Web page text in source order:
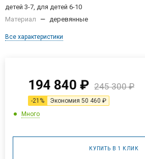
детей 3-7, для детей 6-10
Материал
— деревянные
Все характеристики
194 840 ₽ 245 300₽
-21 % Экономия 50 460 ₽
Много
КУПИТЬ В 1 КЛИК